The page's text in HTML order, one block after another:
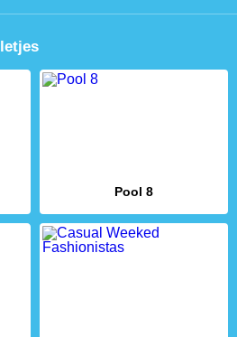
Pool 8